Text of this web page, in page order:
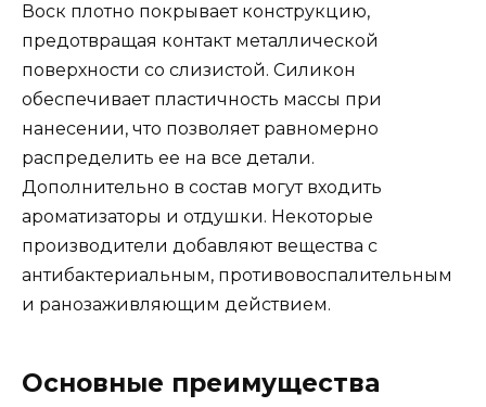
Воск плотно покрывает конструкцию,
предотвращая контакт металлической
поверхности со слизистой. Силикон
обеспечивает пластичность массы при
нанесении, что позволяет равномерно
распределить ее на все детали.
Дополнительно в состав могут входить
ароматизаторы и отдушки. Некоторые
производители добавляют вещества с
антибактериальным, противовоспалительным
и ранозаживляющим действием.
Основные преимущества